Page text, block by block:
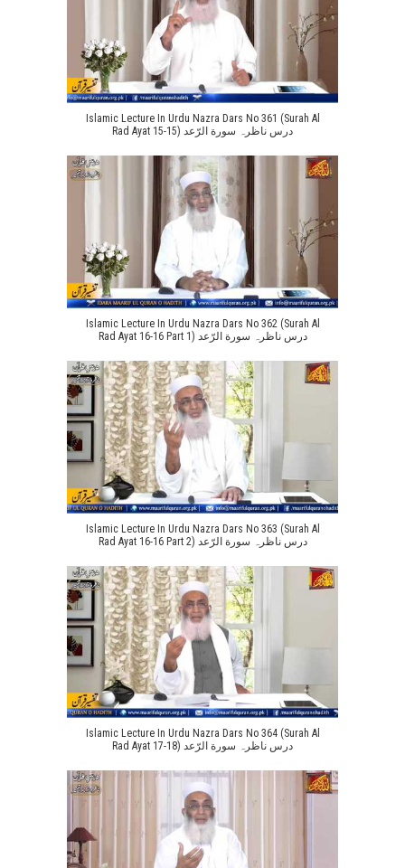
Islamic Lecture In Urdu Nazra Dars No 361 (Surah Al
Rad Ayat 15-15) درس ناظرہ سورة الرّعد
Islamic Lecture In Urdu Nazra Dars No 362 (Surah Al
Rad Ayat 16-16 Part 1) درس ناظرہ سورة الرّعد
Islamic Lecture In Urdu Nazra Dars No 363 (Surah Al
Rad Ayat 16-16 Part 2) درس ناظرہ سورة الرّعد
Islamic Lecture In Urdu Nazra Dars No 364 (Surah Al
Rad Ayat 17-18) درس ناظرہ سورة الرّعد